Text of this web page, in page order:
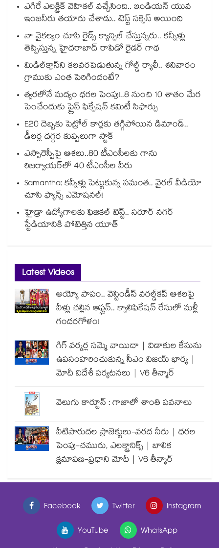
ఎగిరే ఎలక్ట్రిక్ వెహికల్ వచ్చేసింది.. ఇండియన్ యువ
ఇంజనీరు తయారు చేశాడు.. టెస్ట్ సక్సెస్ అయింది
నా వైకల్యం చూసి రైడ్స్ క్యాన్సిల్ చేస్తున్నరు.. కన్నీళ్లు
తెప్పిస్తున్న హైదరాబాద్ రాపిడో రైడర్ గాథ
మిడిల్‌క్లాస్‌ని కలవరపెడుతున్న గోల్డ్ ర్యాలీ.. శనివారం
గ్రాముకు ఎంత పెరిగిందంటే?
త్వరలోనే మద్యం ధ‌‌ర‌‌ల పెంపు!..8 నుంచి 10 శాతం మేర
పెంచేందుకు ప్రైస్ ఫిక్సేష‌‌న్ క‌‌మిటీ సిఫార్సు
E20 దెబ్బకు పెట్రోల్ కార్లకు తగ్గిపోయిన డిమాండ్..
డీలర్ల దగ్గర కుప్పలుగా స్టాక్
ఎస్సారెస్పీపై ఆశలు..80 టీఎంసీలకు గాను
రిజర్వాయర్‌‌‌‌‌‌‌‌‌‌‌‌‌‌‌‌లో 40 టీఎంసీల నీరు
Samantha: కన్నీళ్లు పెట్టుకున్న సమంత.. వైరల్ వీడియో
చూసి ఫ్యాన్స్ ఎమోషనల్!
హైడ్రా ఉద్యోగాలకు ఫిజికల్ టెస్ట్.. సరూర్ నగర్
స్టేడియానికి పోటెత్తిన యూత్
Latest Videos
అయ్యో పాపం.. వెస్టిండీస్ వరల్డ్‌కప్ ఆశలపై
నీళ్లు చల్లిన ఆఫ్ఘన్.. క్వాలిఫికేషన్ రేసులో మళ్లీ
గందరగోళం!
గిగ్ వర్కర్ల సమ్మె వాయిదా | విడాకుల కేసును
ఉపసంహరించుకున్న సీఎం విజయ్ భార్య |
మోదీ విదేశీ పర్యటనలు | V6 తీన్మార్
వెలుగు కార్టూన్ : గాజాలో శాంతి పవనాలు
నీటిపారుదల ప్రాజెక్టులు-వరద నీరు | ధరల
పెంపు-చమురు, ఎలక్ట్రానిక్స్ | బాలిక
క్షమాపణ-ప్రధాని మోదీ | V6 తీన్మార్
Facebook Twitter
Instagram
YouTube
WhatsApp